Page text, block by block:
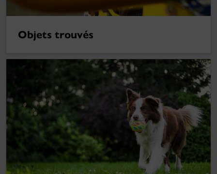
Objets trouvés